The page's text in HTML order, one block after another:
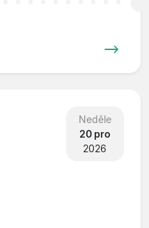
Neděle
20 pro
2026